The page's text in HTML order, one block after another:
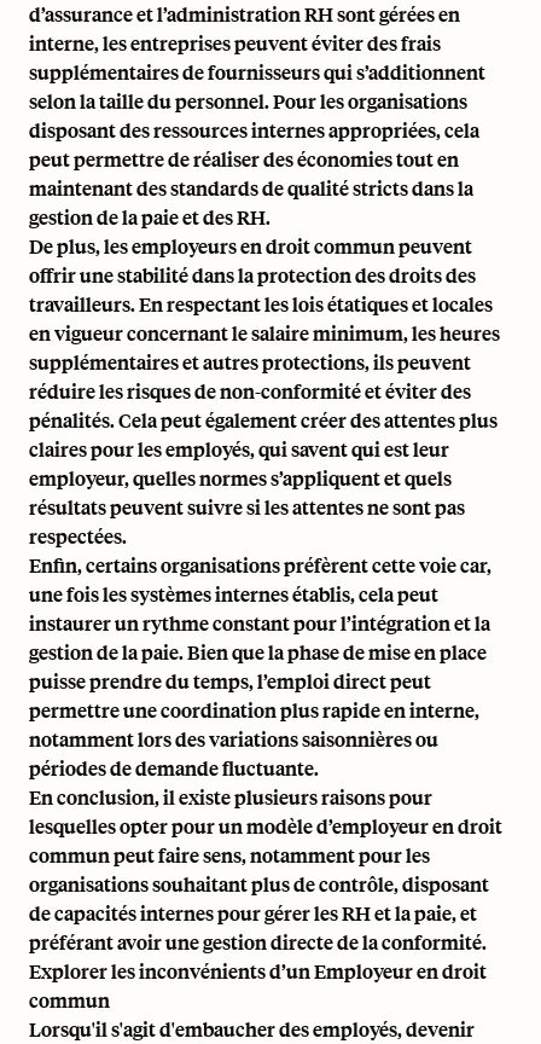
d’assurance et l’administration RH sont gérées en
interne, les entreprises peuvent éviter des frais
supplémentaires de fournisseurs qui s’additionnent
selon la taille du personnel. Pour les organisations
disposant des ressources internes appropriées, cela
peut permettre de réaliser des économies tout en
maintenant des standards de qualité stricts dans la
gestion de la paie et des RH.
De plus, les employeurs en droit commun peuvent
offrir une stabilité dans la protection des droits des
travailleurs. En respectant les lois étatiques et locales
en vigueur concernant le salaire minimum, les heures
supplémentaires et autres protections, ils peuvent
réduire les risques de non-conformité et éviter des
pénalités. Cela peut également créer des attentes plus
claires pour les employés, qui savent qui est leur
employeur, quelles normes s’appliquent et quels
résultats peuvent suivre si les attentes ne sont pas
respectées.
Enfin, certains organisations préfèrent cette voie car,
une fois les systèmes internes établis, cela peut
instaurer un rythme constant pour l’intégration et la
gestion de la paie. Bien que la phase de mise en place
puisse prendre du temps, l’emploi direct peut
permettre une coordination plus rapide en interne,
notamment lors des variations saisonnières ou
périodes de demande fluctuante.
En conclusion, il existe plusieurs raisons pour
lesquelles opter pour un modèle d’employeur en droit
commun peut faire sens, notamment pour les
organisations souhaitant plus de contrôle, disposant
de capacités internes pour gérer les RH et la paie, et
préférant avoir une gestion directe de la conformité.
Explorer les inconvénients d’un Employeur en droit
commun
Lorsqu'il s'agit d'embaucher des employés, devenir